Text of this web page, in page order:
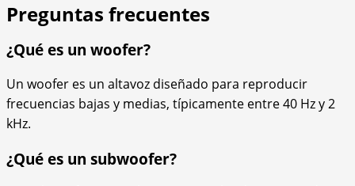
Preguntas frecuentes
¿Qué es un woofer?
Un woofer es un altavoz diseñado para reproducir
frecuencias bajas y medias, típicamente entre 40 Hz y 2
kHz.
¿Qué es un subwoofer?